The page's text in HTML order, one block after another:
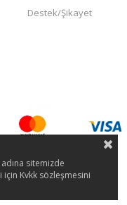
Destek/Şikayet
sitemizde
için Kvkk sözleşmesini